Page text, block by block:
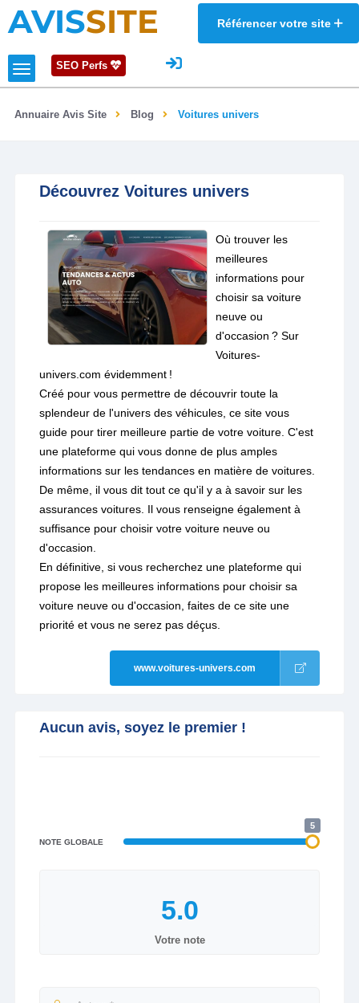
AVISSITE Référencer votre site
SEO Perfs
Annuaire Avis Site Blog Voitures univers
Découvrez Voitures univers
Où trouver les
meilleures
informations pour
choisir sa voiture
neuve ou
d'occasion ? Sur
Voitures-
univers.com évidemment !
Créé pour vous permettre de découvrir toute la
splendeur de l'univers des véhicules, ce site vous
guide pour tirer meilleure partie de votre voiture. C'est
une plateforme qui vous donne de plus amples
informations sur les tendances en matière de voitures.
De même, il vous dit tout ce qu'il y a à savoir sur les
assurances voitures. Il vous renseigne également à
suffisance pour choisir votre voiture neuve ou
d'occasion.
En définitive, si vous recherchez une plateforme qui
propose les meilleures informations pour choisir sa
voiture neuve ou d'occasion, faites de ce site une
priorité et vous ne serez pas déçus.
www.voitures-univers.com
Aucun avis, soyez le premier !
NOTE GLOBALE
5
Votre note